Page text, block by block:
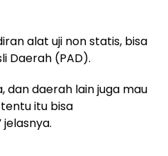
alat uji non statis, bisa
Daerah (PAD).
dan daerah lain juga mau
itu bisa